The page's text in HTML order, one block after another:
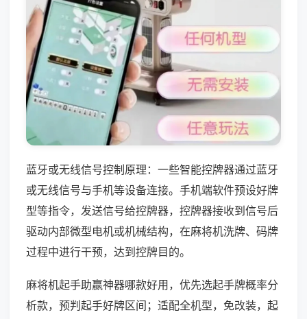
蓝牙或无线信号控制原理：一些智能控牌器通过蓝牙
或无线信号与手机等设备连接。手机端软件预设好牌
型等指令，发送信号给控牌器，控牌器接收到信号后
驱动内部微型电机或机械结构，在麻将机洗牌、码牌
过程中进行干预，达到控牌目的。
麻将机起手助赢神器哪款好用，优先选起手牌概率分
析款，预判起手好牌区间；适配全机型，免改装，起